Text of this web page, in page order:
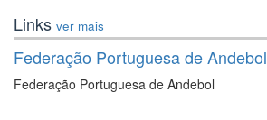
Links ver mais
Federação Portuguesa de Andebol
Federação Portuguesa de Andebol